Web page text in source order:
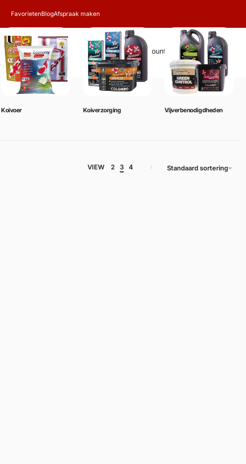
FavorietenBlogAfspraak maken
Zoeken Account Winkelwagen 0
Koivoer Koiverzorging Vijverbenodigdheden
VIEW 2 3 4 Standaard sortering